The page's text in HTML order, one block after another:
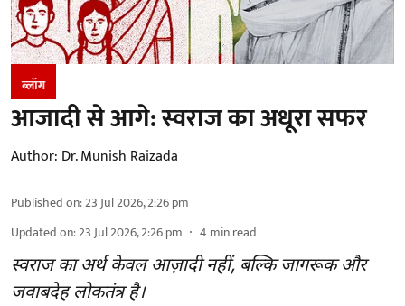
ब्लॉग
आजादी से आगे: स्वराज का अधूरा सफर
Author: Dr. Munish Raizada
Published on:23 Jul 2026, 2:26 pm
Updated on:23 Jul 2026, 2:26 pm 4 min read
स्वराज का अर्थ केवल आज़ादी नहीं, बल्कि जागरूक और
जवाबदेह लोकतंत्र है।